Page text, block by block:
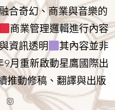
合奇幻、商業與音樂的
商業管理邏輯進行內容
資訊透明
其內容並非
月重新啟動星鷹國際出
推動修稿、翻譯與出版
Instagram